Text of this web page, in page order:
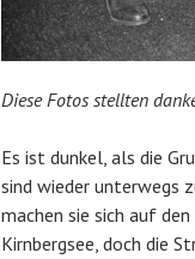
Diese Fotos stellten
Es ist dunkel, als die
sind wieder unterwegs
machen sie sich auf
Kirnbergsee, doch die